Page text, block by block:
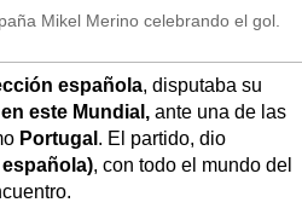
Mikel Merino celebrando el gol.
española, disputaba su
este Mundial, ante una de las
Portugal . El partido, dio
, con todo el mundo del